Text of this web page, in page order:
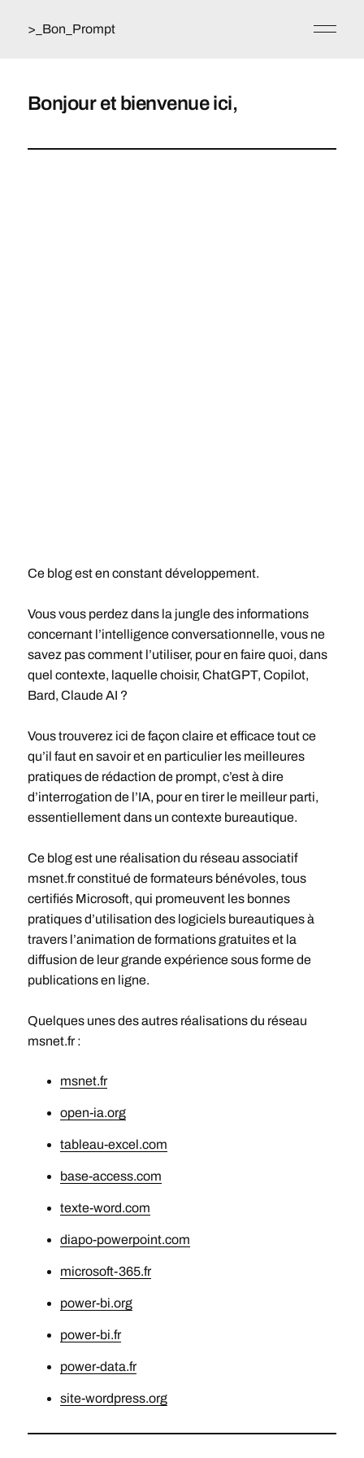
>_Bon_Prompt
Bonjour et bienvenue ici,
Ce blog est en constant développement.
Vous vous perdez dans la jungle des informations
concernant l’intelligence conversationnelle, vous ne
savez pas comment l’utiliser, pour en faire quoi, dans
quel contexte, laquelle choisir, ChatGPT, Copilot,
Bard, Claude AI ?
Vous trouverez ici de façon claire et efficace tout ce
qu’il faut en savoir et en particulier les meilleures
pratiques de rédaction de prompt, c’est à dire
d’interrogation de l’IA, pour en tirer le meilleur parti,
essentiellement dans un contexte bureautique.
Ce blog est une réalisation du réseau associatif
msnet.fr constitué de formateurs bénévoles, tous
certifiés Microsoft, qui promeuvent les bonnes
pratiques d’utilisation des logiciels bureautiques à
travers l’animation de formations gratuites et la
diffusion de leur grande expérience sous forme de
publications en ligne.
Quelques unes des autres réalisations du réseau
msnet.fr :
msnet.fr
open-ia.org
tableau-excel.com
base-access.com
texte-word.com
diapo-powerpoint.com
microsoft-365.fr
power-bi.org
power-bi.fr
power-data.fr
site-wordpress.org